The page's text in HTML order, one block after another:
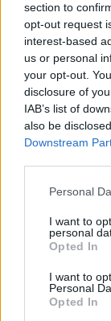
section to
opt-out request
interest-based
us or personal
your opt-out.
disclosure of
IAB’s list of
also be
Downstream
Personal
I want to
personal
Opted In
I want to
Personal
Opted In
Abonēšanas
2026. gada
*Visas cenas
noteikumi